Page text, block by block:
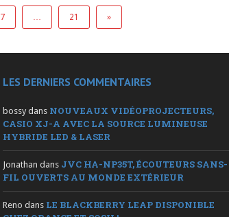
7 … 21 »
LES DERNIERS COMMENTAIRES
bossy dans NOUVEAUX VIDÉOPROJECTEURS,
CASIO XJ-A AVEC LA SOURCE LUMINEUSE
HYBRIDE LED & LASER
Jonathan dans JVC HA-NP35T, ÉCOUTEURS SANS-
FIL OUVERTS AU MONDE EXTÉRIEUR
Reno dans LE BLACKBERRY LEAP DISPONIBLE